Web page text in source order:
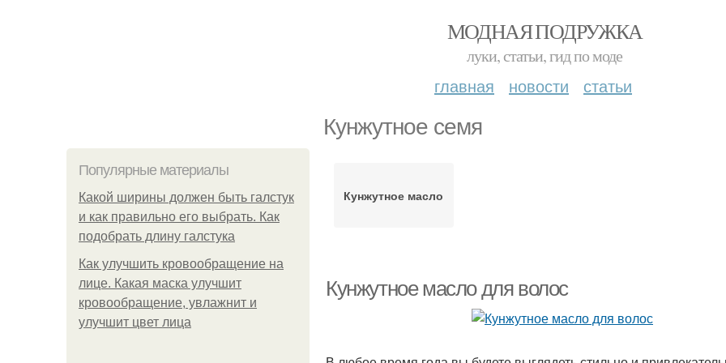
МОДНАЯ ПОДРУЖКА
луки, статьи, гид по моде
главная новости статьи
Кунжутное семя
Популярные материалы
Какой ширины должен быть галстук
и как правильно его выбрать. Как
подобрать длину галстука
Как улучшить кровообращение на
лице. Какая маска улучшит
кровообращение, увлажнит и
улучшит цвет лица
Кунжутное масло
Кунжутное масло для волос